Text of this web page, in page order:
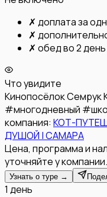
✗ доплата за
✗
✗ обед во 2 день
Что увидите
Кинопосёлок Семрук
#многодневный #
компания: КОТ-
ДУШОЙ | САМАРА
Цена, программа и
уточняйте у компании.
Узнать о туре →
1 день